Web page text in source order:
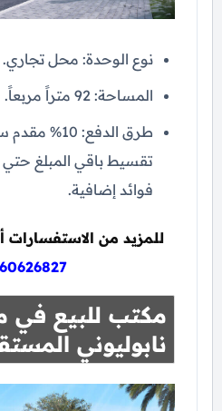
نوع الوحدة: محل تجاري.
المساحة: 92 متراً مربعاً.
طرق الدفع:
فوائد إضافية.
للمزيد من
مكتب للبيع في
نابوليوني